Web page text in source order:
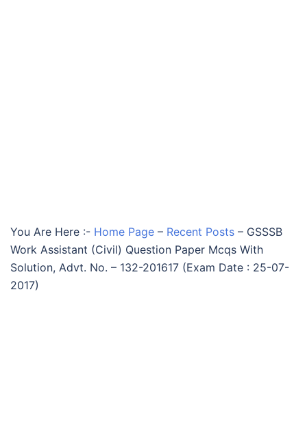
You Are Here :- Home Page – Recent Posts – GSSSB
Work Assistant (Civil) Question Paper Mcqs With
Solution, Advt. No. – 132-201617 (Exam Date : 25-07-
2017)